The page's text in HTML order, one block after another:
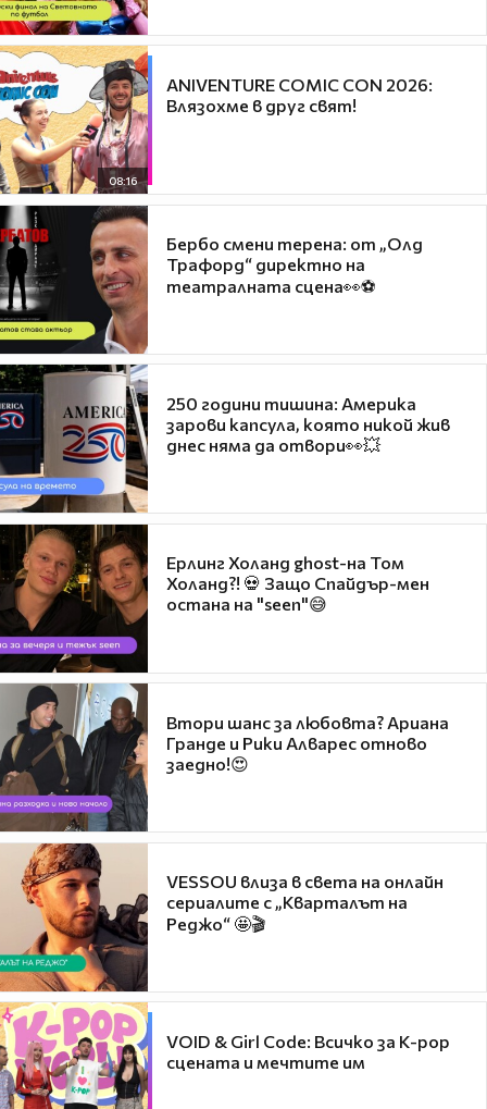
08:16
ANIVENTURE COMIC CON 2026:
Влязохме в друг свят!
Бербо смени терена: от „Олд
Трафорд“ директно на
театралната сцена👀⚽
250 години тишина: Америка
зарови капсула, която никой жив
днес няма да отвори👀💥
Ерлинг Холанд ghost-на Том
Холанд?! 💀 Защо Спайдър-мен
остана на "seen"😅
Втори шанс за любовта? Ариана
Гранде и Рики Алварес отново
заедно!😍
VESSOU влиза в света на онлайн
сериалите с „Кварталът на
Реджо“ 🤩🎬
VOID & Girl Code: Всичко за K-pop
сцената и мечтите им